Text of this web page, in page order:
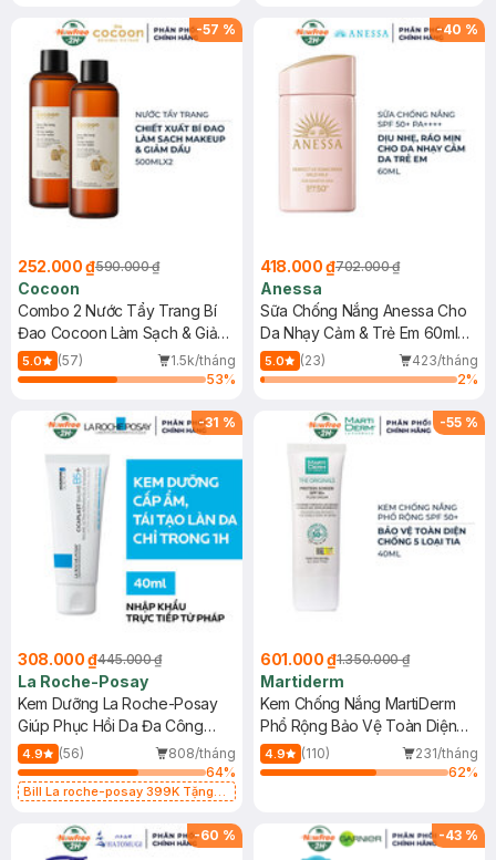
-57 %
252.000 ₫590.000 ₫
Cocoon
Combo 2 Nước Tẩy Trang Bí
Đao Cocoon Làm Sạch & Giảm
Dầu 500ml
5.0 (57)
1.5k/tháng
53%
-40 %
418.000 ₫702.000 ₫
Anessa
Sữa Chống Nắng Anessa Cho
Da Nhạy Cảm & Trẻ Em 60ml
(Mới)
5.0 (23)
423/tháng
2%
-31 %
308.000 ₫445.000 ₫
La Roche-Posay
Kem Dưỡng La Roche-Posay
Giúp Phục Hồi Da Đa Công
Dụng 40ml
4.9 (56)
808/tháng
64%
Bill La roche-posay 399K Tặng
(SL có hạn)
-55 %
601.000 ₫1.350.000 ₫
Martiderm
Kem Chống Nắng MartiDerm
Phổ Rộng Bảo Vệ Toàn Diện
40ml
4.9 (110)
231/tháng
62%
-60 % -43 %